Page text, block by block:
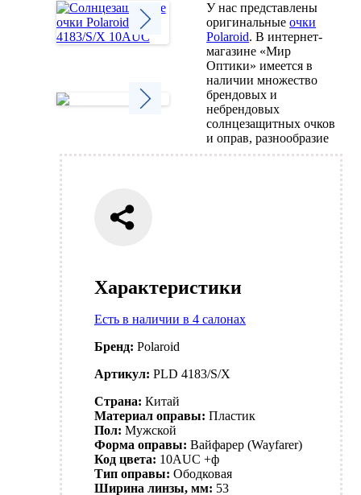
Характеристики
Есть в наличии в 4 салонах
Бренд: Polaroid
Артикул: PLD 4183/S/X
Страна: Китай
Материал оправы: Пластик
Пол: Мужской
Форма оправы: Вайфарер (Wayfarer)
Код цвета: 10AUC +ф
Тип оправы: Ободковая
Ширина линзы, мм: 53
У нас представлены
оригинальныеочки
Polaroid. В интернет-
магазине «Мир
Оптики» имеется в
наличии множество
брендовых и
небрендовых
солнцезащитных очков
и оправ, разнообразие